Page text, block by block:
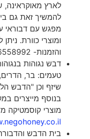
לארץ מאוקראינה,
להמשיך זאת גם
מפגש עם דבוראי על
ומוצרי כוורת. ניתן
והזמנות- 08-6558992
דבש נגוהות
טעמים: בר, הדרים,
שיזף וכן "הדבש
בנוסף מייצרים
מוצרי קוסמטיקה
בית הדבש והדבורה